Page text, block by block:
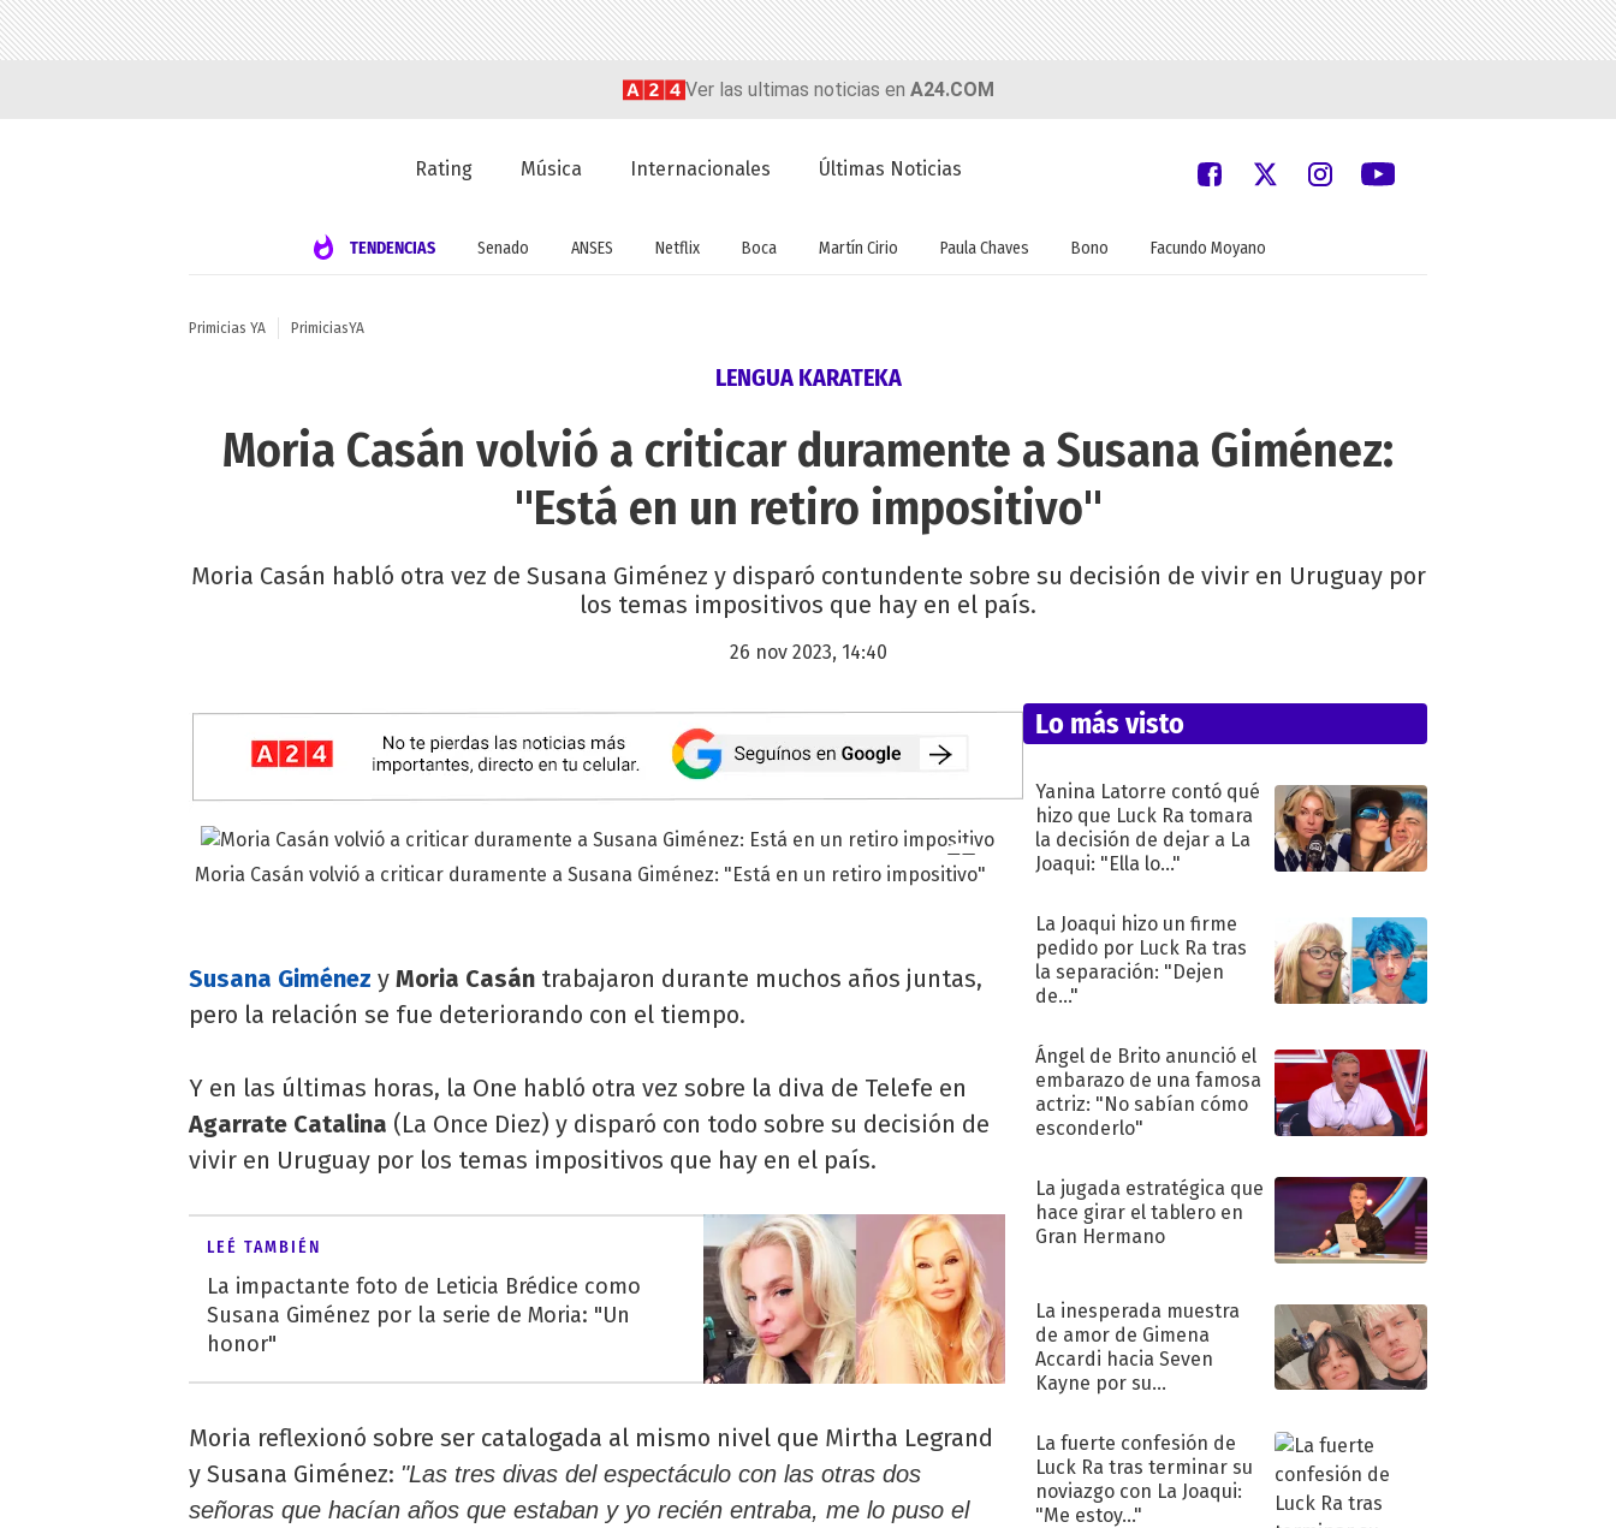
Ver las ultimas noticias en A24.COM
Rating Música Internacionales Últimas Noticias
TENDENCIAS Senado ANSES Netflix Boca Martín Cirio Paula Chaves Bono Facundo Moyano
Primicias YA PrimiciasYA
LENGUA KARATEKA
Moria Casán volvió a criticar duramente a Susana Giménez:
"Está en un retiro impositivo"
Moria Casán habló otra vez de Susana Giménez y disparó contundente sobre su decisión de vivir en Uruguay por
los temas impositivos que hay en el país.
26 nov 2023, 14:40
Moria Casán volvió a criticar duramente a Susana Giménez: "Está en un retiro impositivo"
Susana Giménez y Moria Casán trabajaron durante muchos años juntas,
pero la relación se fue deteriorando con el tiempo.
Y en las últimas horas, la One habló otra vez sobre la diva de Telefe en
Agarrate Catalina (La Once Diez) y disparó con todo sobre su decisión de
vivir en Uruguay por los temas impositivos que hay en el país.
LEÉ TAMBIÉN
La impactante foto de Leticia Brédice como
Susana Giménez por la serie de Moria: "Un
honor"
Moria reflexionó sobre ser catalogada al mismo nivel que Mirtha Legrand
y Susana Giménez: "Las tres divas del espectáculo con las otras dos
señoras que hacían años que estaban y yo recién entraba, me lo puso el
Lo más visto
Yanina Latorre contó qué
hizo que Luck Ra tomara
la decisión de dejar a La
Joaqui: "Ella lo..."
La Joaqui hizo un firme
pedido por Luck Ra tras
la separación: "Dejen
de..."
Ángel de Brito anunció el
embarazo de una famosa
actriz: "No sabían cómo
esconderlo"
La jugada estratégica que
hace girar el tablero en
Gran Hermano
La inesperada muestra
de amor de Gimena
Accardi hacia Seven
Kayne por su
La fuerte confesión de
Luck Ra tras terminar su
noviazgo con La Joaqui:
"Me estoy..."